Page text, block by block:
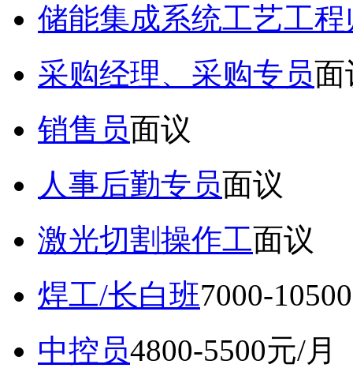
储能集成系统工艺工程
采购经理、采购专员面
销售员面议
人事后勤专员面议
激光切割操作工面议
焊工/长白班7000-
中控员4800-5500元/月